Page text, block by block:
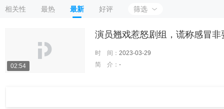
相关性 最热 最新 好评 筛选
02:54
演员翘戏惹怒剧组，谎称感冒
时 间： 2023-03-29
简 介： -